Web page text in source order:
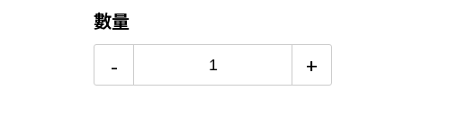
$61
更多信用卡分期0利率滿額享回饋
數量
- +